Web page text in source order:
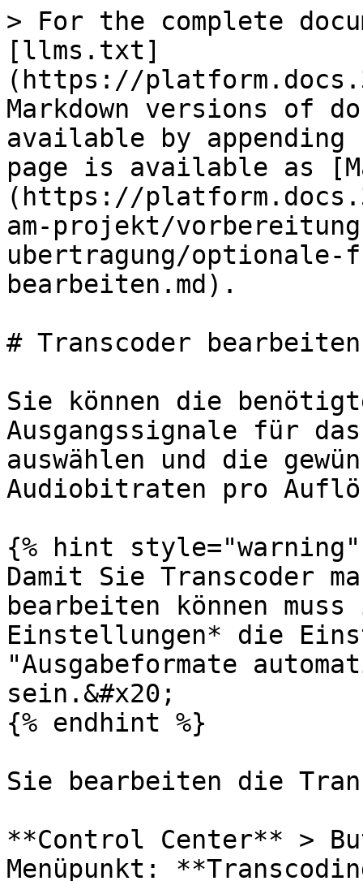
> For the complete
[llms.txt]
(https://
Markdown versions of
available by
page is available as
(https://
am-projekt/
ubertragung/optionale-
bearbeiten.md).
# Transcoder bearbeiten
Sie können die
Ausgangssignale für
auswählen und die
Audiobitraten pro
{% hint style="warning"
Damit Sie Transcoder
bearbeiten können
Einstellungen* die
"Ausgabeformate
sein.&#x20;
{% endhint %}
Sie bearbeiten die
**Control Center** >
Menüpunkt: